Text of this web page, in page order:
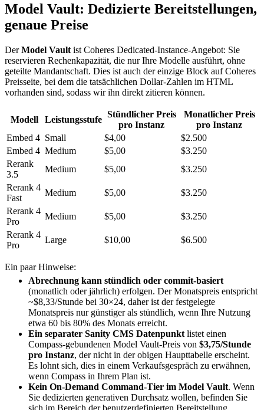
Model Vault: Dedizierte Bereitstellungen,
genaue Preise
DerModel Vault ist Coheres Dedicated-Instance-Angebot: Sie
reservieren Rechenkapazität, die nur Ihre Modelle ausführt, ohne
geteilte Mandantschaft. Dies ist auch der einzige Block auf Coheres
Preisseite, bei dem die tatsächlichen Dollar-Zahlen im HTML
vorhanden sind, sodass wir ihn direkt zitieren können.
Modell Leistungsstufe
Stündlicher Preis
pro Instanz
Monatlicher Preis
pro Instanz
Embed 4 Small $4,00
$2.500
Embed 4 Medium $5,00
$3.250
Rerank
3.5
Medium $5,00
$3.250
Rerank 4
Fast
Medium $5,00
$3.250
Rerank 4
Pro
Medium $5,00
$3.250
Rerank 4
Pro
Large $10,00 $6.500
Ein paar Hinweise:
Abrechnung kann stündlich oder commit-basiert
(monatlich oder jährlich) erfolgen. Der Monatspreis entspricht
~$8,33/Stunde bei 30×24, daher ist der festgelegte
Monatspreis nur günstiger als stündlich, wenn Ihre Nutzung
etwa 60 bis 80% des Monats erreicht.
Ein separater Sanity CMS Datenpunkt listet einen
Compass-gebundenen Model Vault-Preis von $3,75/Stunde
pro Instanz, der nicht in der obigen Haupttabelle erscheint.
Es lohnt sich, dies in einem Verkaufsgespräch zu erwähnen,
wenn Compass in Ihrem Plan ist.
Kein On-Demand Command-Tier im Model Vault. Wenn
Sie dedizierten generativen Durchsatz wollen, befinden Sie
sich im Bereich der benutzerdefinierten Bereitstellung.